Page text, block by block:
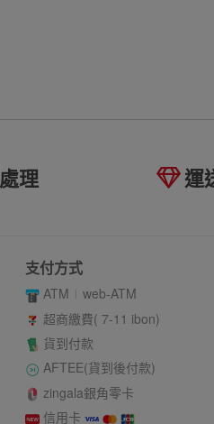
理 運
支付方式
ATM
web-ATM
超商繳費( 7-11 ibon)
貨到付款
AFTEE(貨到後付款)
zingala銀角零卡
信用卡